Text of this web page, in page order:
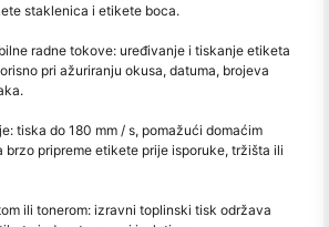
staklenica i etikete boca.
radne tokove: uređivanje i tiskanje etiketa
pri ažuriranju okusa, datuma, brojeva
tiska do 180 mm / s, pomažući domaćim
brzo pripreme etikete prije isporuke, tržišta ili
ili tonerom: izravni toplinski tisk održava